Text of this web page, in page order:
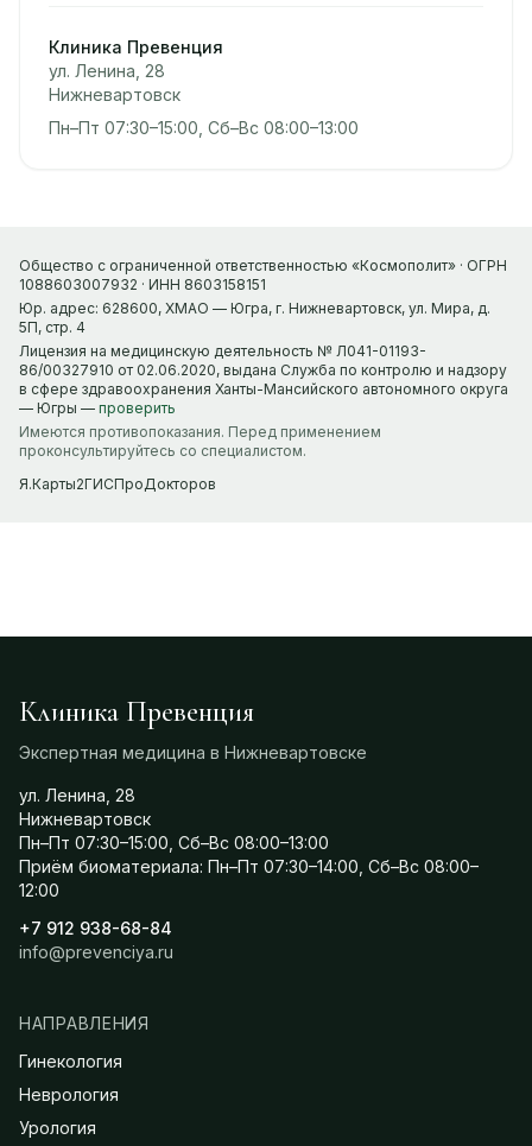
Клиника Превенция
ул. Ленина, 28
Нижневартовск
Пн–Пт 07:30–15:00, Сб–Вс 08:00–13:00
Общество с ограниченной ответственностью «Космополит» · ОГРН
1088603007932 · ИНН 8603158151
Юр. адрес: 628600, ХМАО — Югра, г. Нижневартовск, ул. Мира, д.
5П, стр. 4
Лицензия на медицинскую деятельность № Л041-01193-
86/00327910 от 02.06.2020, выдана Служба по контролю и надзору
в сфере здравоохранения Ханты-Мансийского автономного округа
— Югры — проверить
Имеются противопоказания. Перед применением
проконсультируйтесь со специалистом.
Я.Карты2ГИСПроДокторов
Клиника Превенция
Экспертная медицина в Нижневартовске
ул. Ленина, 28
Нижневартовск
Пн–Пт 07:30–15:00, Сб–Вс 08:00–13:00
Приём биоматериала: Пн–Пт 07:30–14:00, Сб–Вс 08:00–
12:00
+7 912 938-68-84
info@prevenciya.ru
НАПРАВЛЕНИЯ
Гинекология
Неврология
Урология